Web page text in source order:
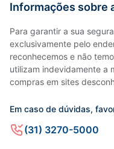
Informações sobre
Para garantir a sua
exclusivamente pelo
reconhecemos e não
utilizam indevidamente a
compras em sites
Em caso de dúvidas,
(31) 3270-5000